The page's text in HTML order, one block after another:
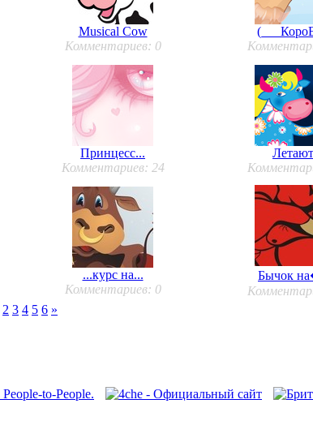
Musical Сow
Комментариев: 0
Принцесс...
Комментариев: 24
...курс на...
Комментариев: 0
Бычок
2 3 4 5 6 »